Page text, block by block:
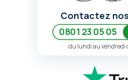
Contactez
0801 23 05 05
du lundi au vendredi